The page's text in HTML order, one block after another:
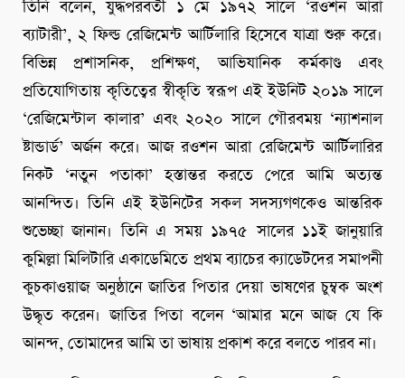
তিনি বলেন, যুদ্ধপরবর্তী ১ মে ১৯৭২ সালে ‘রওশন আরা
ব্যাটারী’, ২ ফিল্ড রেজিমেন্ট আর্টিলারি হিসেবে যাত্রা শুরু করে।
বিভিন্ন প্রশাসনিক, প্রশিক্ষণ, আভিযানিক কর্মকাণ্ড এবং
প্রতিযোগিতায় কৃতিত্বের স্বীকৃতি স্বরূপ এই ইউনিট ২০১৯ সালে
‘রেজিমেন্টাল কালার’ এবং ২০২০ সালে গৌরবময় ‘ন্যাশনাল
ষ্টান্ডার্ড’ অর্জন করে। আজ রওশন আরা রেজিমেন্ট আর্টিলারির
নিকট ‘নতুন পতাকা’ হস্তান্তর করতে পেরে আমি অত্যন্ত
আনন্দিত। তিনি এই ইউনিটের সকল সদস্যগণকেও আন্তরিক
শুভেচ্ছা জানান। তিনি এ সময় ১৯৭৫ সালের ১১ই জানুয়ারি
কুমিল্লা মিলিটারি একাডেমিতে প্রথম ব্যাচের ক্যাডেটদের সমাপনী
কুচকাওয়াজ অনুষ্ঠানে জাতির পিতার দেয়া ভাষণের চুম্বক অংশ
উদ্ধৃত করেন। জাতির পিতা বলেন ‘আমার মনে আজ যে কি
আনন্দ, তোমাদের আমি তা ভাষায় প্রকাশ করে বলতে পারব না।